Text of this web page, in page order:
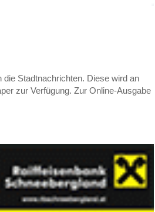
Stadtnachrichten. Diese wird an
zur Verfügung. Zur Online-Ausgabe